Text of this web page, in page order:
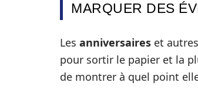
MARQUER DES
Les anniversaires et
pour sortir le papier et la
de montrer à quel point